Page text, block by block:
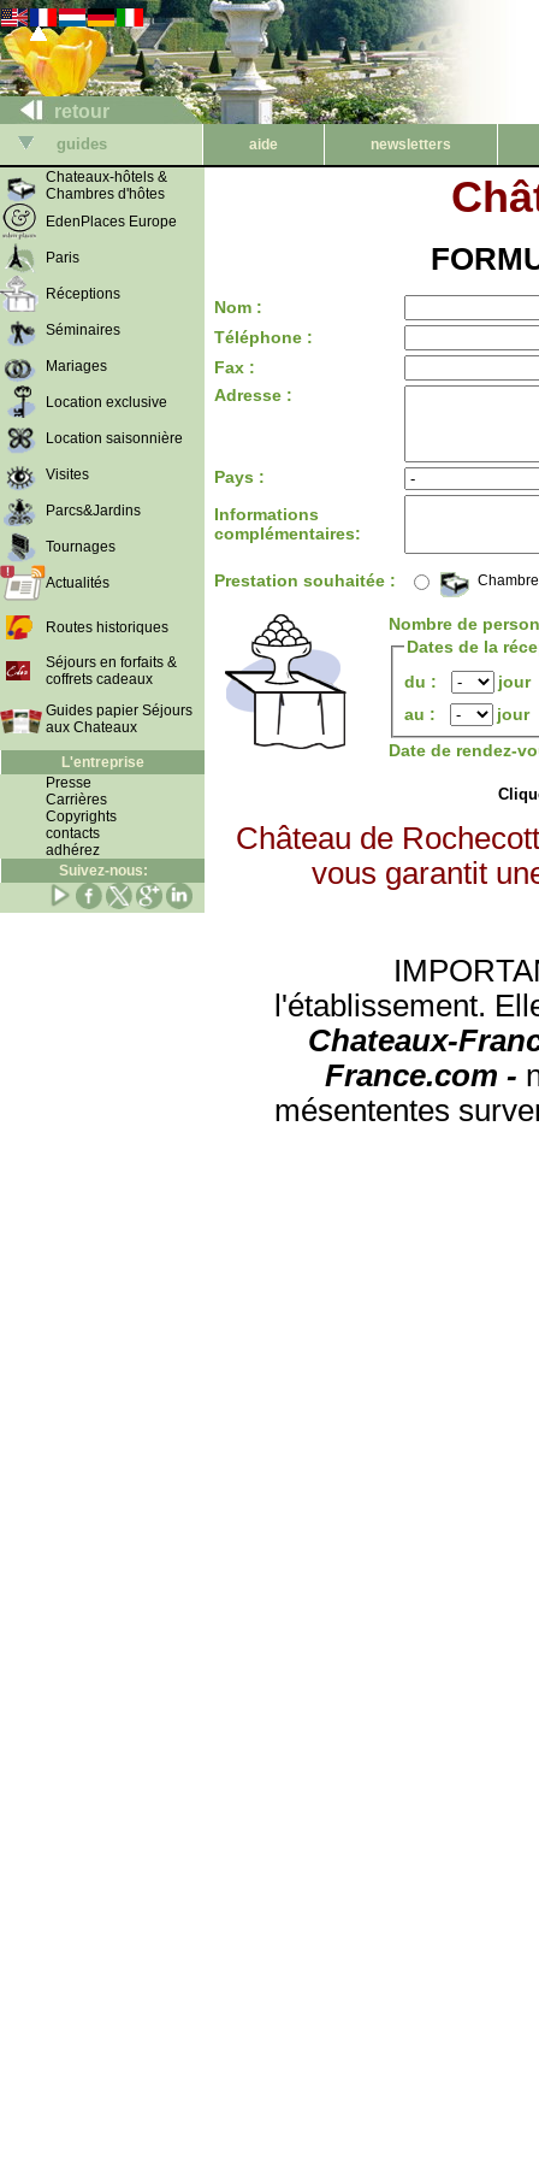
retour
guides aide
newsletters
Chateaux-hôtels &
Chambres d'hôtes
EdenPlaces Europe
Paris
Réceptions
Séminaires
Mariages
Location exclusive
Location saisonnière
Visites
Parcs&Jardins
Tournages
Actualités
Routes historiques
Séjours en forfaits &
coffrets cadeaux
Guides papier Séjours
aux Chateaux
L'entreprise
Presse
Carrières
Copyrights
contacts
adhérez
Suivez-nous:
Nom :
Téléphone :
Fax :
Adresse :
Pays :
Informations
complémentaires:
Prestation souhaitée :
Nombre de
Dates de la
du :
jour
au :
jour
Date de rendez-
Château de
vous garantit
l'établissement.
Chateaux-
France.com -
mésententes